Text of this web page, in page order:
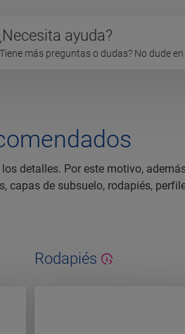
ayuda?
más preguntas o dudas? No dude
detalles. Por este motivo,
capas de subsuelo, rodapiés,
Rodapiés